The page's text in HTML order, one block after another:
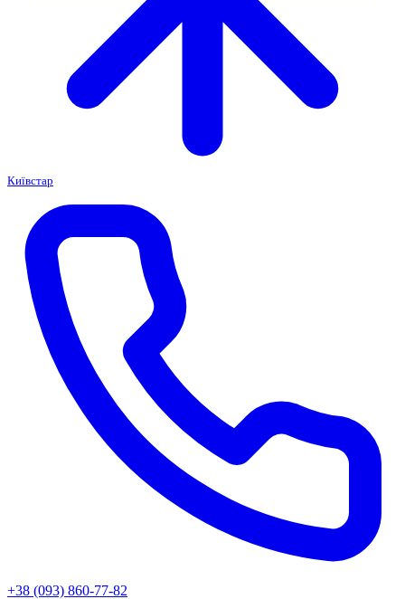
Київстар
+38 (093) 860-77-82